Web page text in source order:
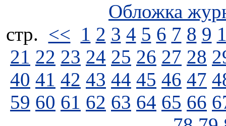
Обложка
стp. << 1 2 3 4 5 6 7 8 9
21 22 23 24 25 26 27 28
40 41 42 43 44 45 46 47
59 60 61 62 63 64 65 66